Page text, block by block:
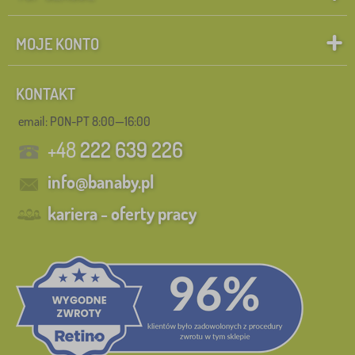
MOJE KONTO
KONTAKT
email: PON-PT 8:00—16:00
+48222 639 226
info@banaby.pl
kariera - oferty pracy